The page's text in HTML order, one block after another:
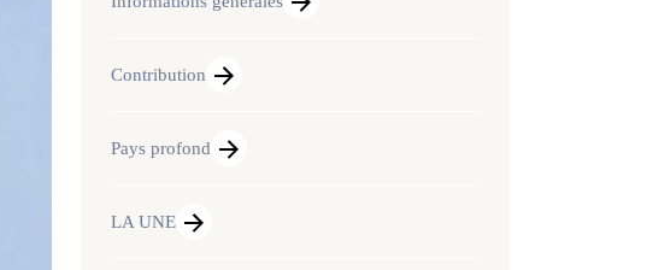
Contribution
Pays profond
LA UNE